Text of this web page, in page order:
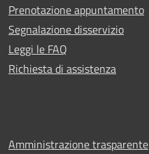
Prenotazione appuntamento
Segnalazione disservizio
Leggi le FAQ
Richiesta di assistenza
Amministrazione trasparente